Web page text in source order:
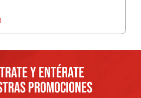
Y ENTÉRATE
PROMOCIONES